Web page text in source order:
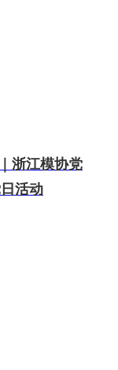
浙江模协党
活动